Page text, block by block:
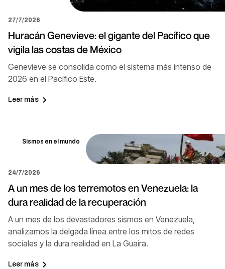
27/7/2026
Huracán Genevieve: el gigante del Pacífico que
vigila las costas de México
Genevieve se consolida como el sistema más intenso de
2026 en el Pacífico Este.
Leer más
Sismos en el mundo
24/7/2026
A un mes de los terremotos en Venezuela: la
dura realidad de la recuperación
A un mes de los devastadores sismos en Venezuela,
analizamos la delgada línea entre los mitos de redes
sociales y la dura realidad en La Guaira.
Leer más